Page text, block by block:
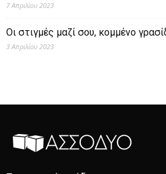
7 Απριλίου 2023
Οι στιγμές μαζί σου, κομμένο
3 Απριλίου 2023